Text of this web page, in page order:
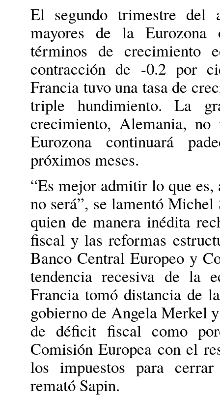
El segundo trimestre del
mayores de la Eurozona
términos de crecimiento
contracción de -0.2 por
Francia tuvo una tasa de
triple hundimiento. La
crecimiento, Alemania,
Eurozona continuará
próximos meses.
“Es mejor admitir lo que es,
no será”, se lamentó
quien de manera inédita
fiscal y las reformas
Banco Central Europeo y
tendencia recesiva de la
Francia tomó distancia de
gobierno de Angela Merkel
de déficit fiscal como
Comisión Europea con el
los impuestos para cerrar
remató Sapin.